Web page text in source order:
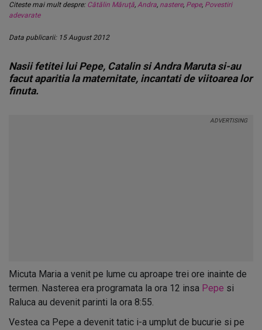
Citeste mai mult despre: Cătălin Măruţă, Andra, nastere, Pepe, Povestiri
adevarate
Data publicarii: 15 August 2012
Nasii fetitei lui Pepe, Catalin si Andra Maruta si-au
facut aparitia la maternitate, incantati de viitoarea lor
finuta.
Micuta Maria a venit pe lume cu aproape trei ore inainte de
termen. Nasterea era programata la ora 12 insa Pepe si
Raluca au devenit parinti la ora 8:55.
Vestea ca Pepe a devenit tatic i-a umplut de bucurie si pe